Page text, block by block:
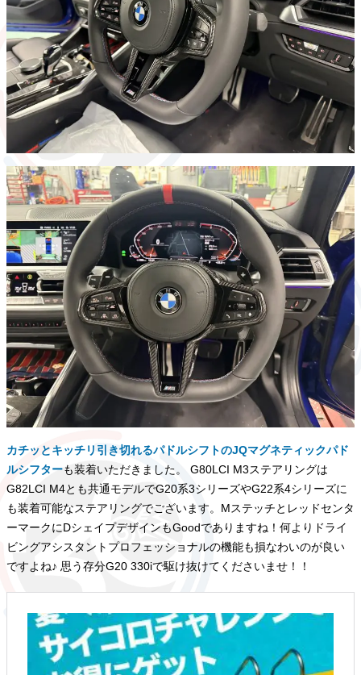
カチッとキッチリ引き切れるパドルシフトのJQマグネティックパド
ルシフターも装着いただきました。 G80LCI M3ステアリングは
G82LCI M4とも共通モデルでG20系3シリーズやG22系4シリーズに
も装着可能なステアリングでございます。Mステッチとレッドセンタ
ーマークにDシェイプデザインもGoodでありますね！何よりドライ
ビングアシスタントプロフェッショナルの機能も損なわいのが良い
ですよね♪ 思う存分G20 330iで駆け抜けてくださいませ！！